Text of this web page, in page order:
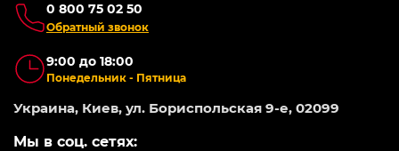
0 800 75 02 50
Обратный звонок
9:00 до 18:00
Понедельник - Пятница
Украина, Киев, ул. Бориспольская 9-е, 02099
Мы в соц. сетях: